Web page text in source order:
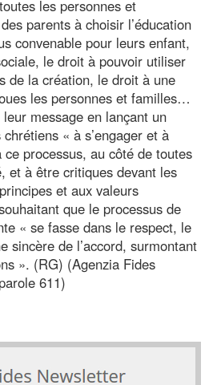
les personnes et
parents à choisir l’éducation
convenable pour leurs enfant,
le droit à pouvoir utiliser
de la création, le droit à une
les personnes et familles…
message en lançant un
« à s’engager et à
processus, au côté de toutes
et à être critiques devant les
et aux valeurs
que le processus de
« se fasse dans le respect, le
sincère de l’accord, surmontant
». (RG) (Agenzia Fides
611)